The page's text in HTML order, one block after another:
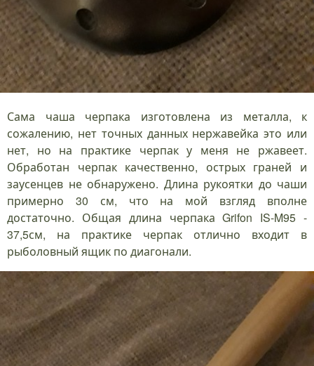
Сама чаша черпака изготовлена из металла, к
сожалению, нет точных данных нержавейка это или
нет, но на практике черпак у меня не ржавеет.
Обработан черпак качественно, острых граней и
заусенцев не обнаружено. Длина рукоятки до чаши
примерно 30 см, что на мой взгляд вполне
достаточно. Общая длина черпака Grifon IS-M95 -
37,5см, на практике черпак отлично входит в
рыболовный ящик по диагонали.